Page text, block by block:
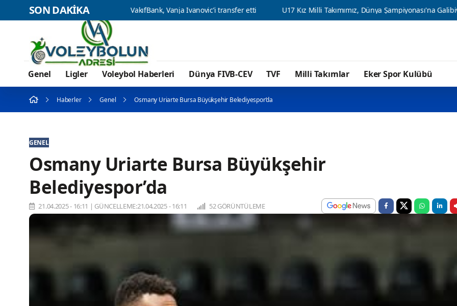
SON DAKİKA
olarak açıkladı VakıfBank, Vanja Ivanovic’i transfer etti U17 Kız Milli Takımımız, Dünya Şampiyonası'na Galibiyetle
Genel Ligler Voleybol Haberleri Dünya FIVB-CEV TVF Milli Takımlar Eker Spor Kulübü
Haberler Genel Osmany Uriarte Bursa Büyükşehir Belediyespor’da
GENEL
Osmany Uriarte Bursa Büyükşehir
Belediyespor’da
21.04.2025 - 16:11 | GÜNCELLEME:21.04.2025 - 16:11 52 GÖRÜNTÜLEME